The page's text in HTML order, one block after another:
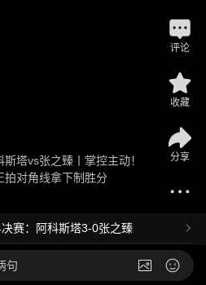
塔vs张之臻丨掌控主动！
拍对角线拿下制胜分
赛：阿科斯塔3-0张之臻
评论
收藏
分享
句